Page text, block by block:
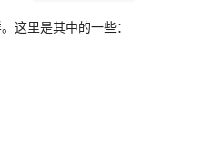
这里是其中的一些：